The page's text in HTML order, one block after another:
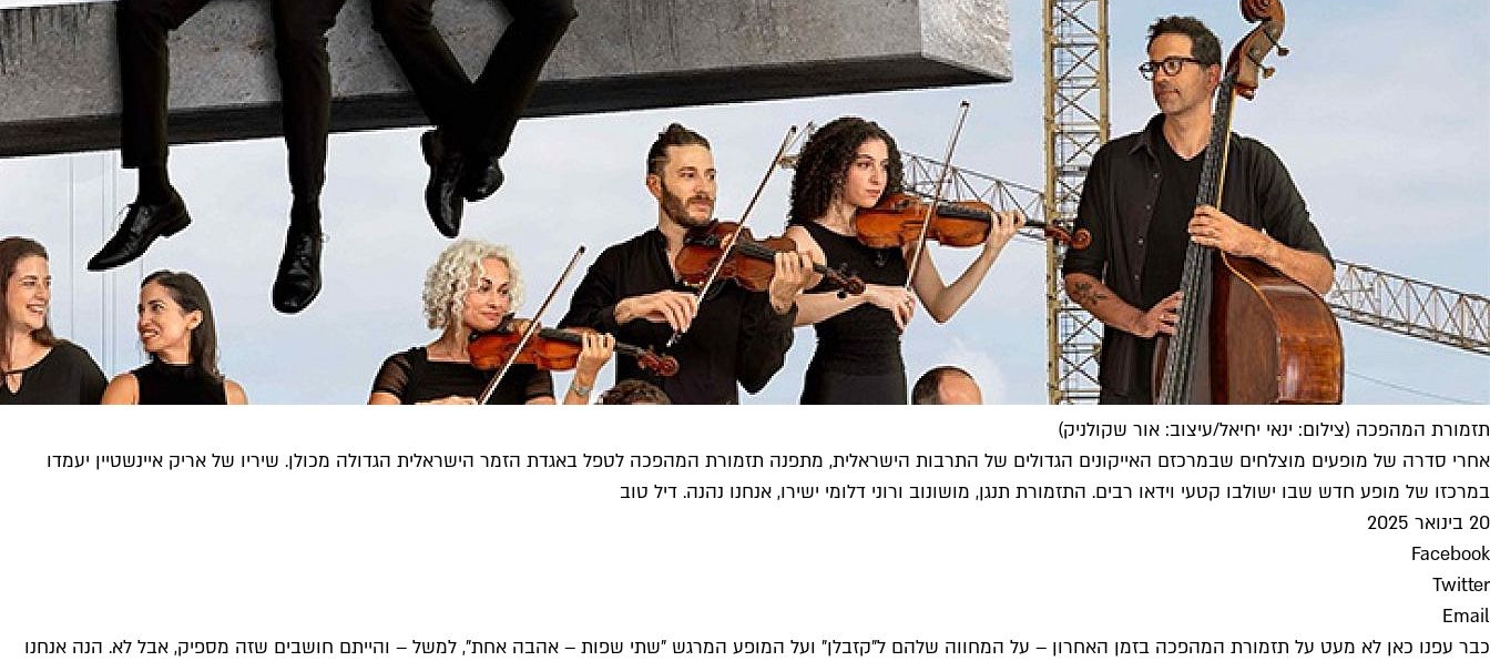
תזמורת המהפכה (צילום: ינאי יחיאל/עיצוב: אור שקולניק)
אחרי סדרה של מופעים מוצלחים שבמרכזם האייקונים הגדולים של התרבות הישראלית, מתפנה תזמורת המהפכה לטפל באגדת הזמר הישראלית הגדולה מכולן. שיריו של אריק איינשטיין יעמדו
במרכזו של מופע חדש שבו ישולבו קטעי וידאו רבים. התזמורת תנגן, מושונוב ורוני דלומי ישירו, אנחנו נהנה. דיל טוב
20 בינואר 2025
Facebook
Twitter
Email
כבר עפנו כאן לא מעט על תזמורת המהפכה בזמן האחרון – על המחווה שלהם ל"קזבלן" ועל המופע המרגש "שתי שפות – אהבה אחת", למשל – והייתם חושבים שזה מספיק, אבל לא. הנה אנחנו